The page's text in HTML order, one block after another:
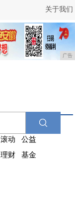
关于我们
广告
滚动
公益
理财
基金